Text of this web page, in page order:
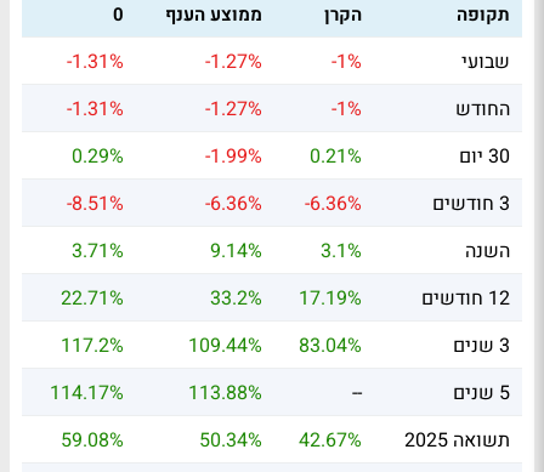
תקופה הקרן ממוצע הענף 0
שבועי -1%
-1.27%
-1.31%
החודש
-1%
-1.27%
-1.31%
30 יום
0.21%
-1.99%
0.29%
3 חודשים
-6.36%
-6.36%
-8.51%
השנה
3.1%
9.14%
3.71%
12 חודשים
17.19%
33.2%
22.71%
3 שנים
83.04%
109.44%
117.2%
5 שנים
--
113.88%
114.17%
תשואה 2025
42.67%
50.34%
59.08%